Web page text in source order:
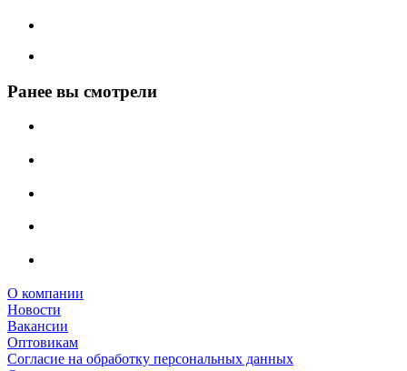
Ранее вы смотрели
О компании
Новости
Вакансии
Оптовикам
Cогласие на обработку персональных данных